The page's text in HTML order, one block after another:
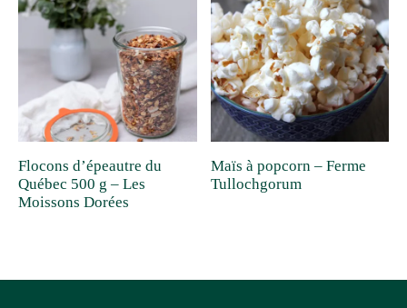
Flocons d’épeautre du
Québec 500 g – Les
Moissons Dorées
Maïs à popcorn – Ferme
Tullochgorum